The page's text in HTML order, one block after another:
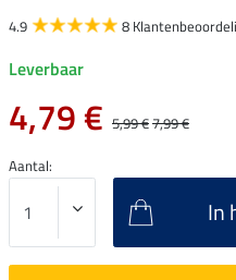
4.9 8
Leverbaar
4,79 € 5,99 €7,99 €
Aantal:
In